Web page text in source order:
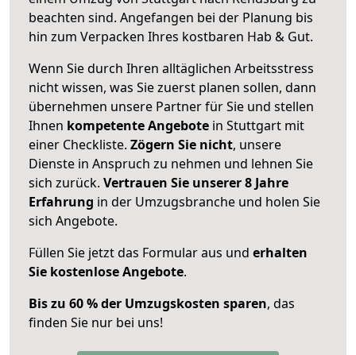
beachten sind. Angefangen bei der Planung bis
hin zum Verpacken Ihres kostbaren Hab & Gut.
Wenn Sie durch Ihren alltäglichen Arbeitsstress
nicht wissen, was Sie zuerst planen sollen, dann
übernehmen unsere Partner für Sie und stellen
Ihnen kompetente Angebote in Stuttgart mit
einer Checkliste. Zögern Sie nicht, unsere
Dienste in Anspruch zu nehmen und lehnen Sie
sich zurück. Vertrauen Sie unserer 8 Jahre
Erfahrung in der Umzugsbranche und holen Sie
sich Angebote.
Füllen Sie jetzt das Formular aus und erhalten
Sie kostenlose Angebote.
Bis zu 60 % der Umzugskosten sparen, das
finden Sie nur bei uns!